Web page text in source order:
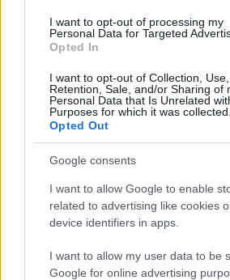
I want to opt-out of processing my
Personal Data for Targeted
Opted In
I want to opt-out of Collection, Use,
Retention, Sale, and/or Sharing of
Personal Data that Is Unrelated
Purposes for which it was collected.
Opted Out
Google consents
I want to allow Google to enable
related to advertising like cookies
device identifiers in apps.
I want to allow my user data to be
Google for online advertising
ακίνητα σε περιοχές με χαμηλές ή
αντικειμενικές αξίες.
Τα τελικά ποσά δεν θα είναι ενιαία
εξαρτώνται από τον συντελεστή